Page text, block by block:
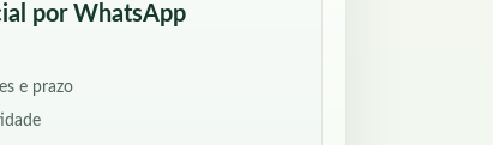
por WhatsApp
e prazo